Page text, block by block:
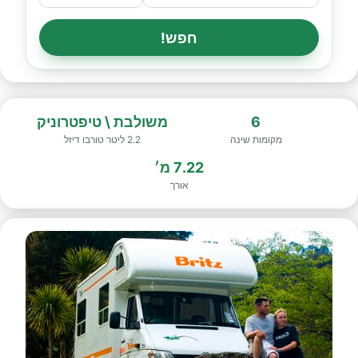
חפש!
6
מקומות שינה
משולבת \ טיפטרוניק
2.2 ליטר טורבו דיזל
7.22 מ׳
אורך